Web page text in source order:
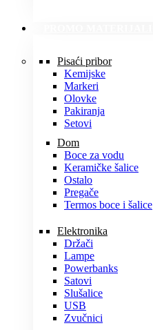
Pisaći pribor
Kemijske
Markeri
Olovke
Pakiranja
Setovi
Dom
Boce za vodu
Keramičke šalice
Ostalo
Pregače
Termos boce i šalice
Elektronika
Držači
Lampe
Powerbanks
Satovi
Slušalice
USB
Zvučnici